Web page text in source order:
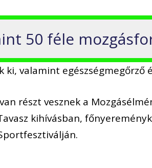
50 féle
ki, valamint egészségmegőrző
részt vesznek a
kihívásban,